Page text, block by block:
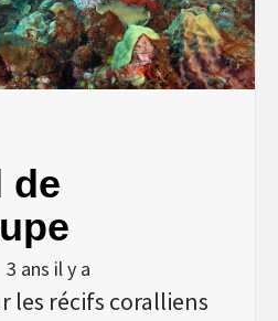
de
3 ans il y a
les récifs coralliens